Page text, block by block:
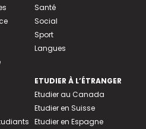
Santé
Social
Sport
Langues
ETUDIER À L’ÉTRANGER
Etudier au Canada
Etudier en Suisse
Etudier en Espagne